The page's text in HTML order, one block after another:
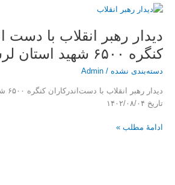
دیدار رهبر انقلاب با دست
کنگره ۶۵۰۰ شهید استان لرستان
دسته‌بندی نشده /
Admin
تاریخ ۱۴۰۲/۰۸/۰۴
دیدار
انقلاب
دست
اندرکاران
۶۵۰۰
شهید
ادامۀ مطلب »